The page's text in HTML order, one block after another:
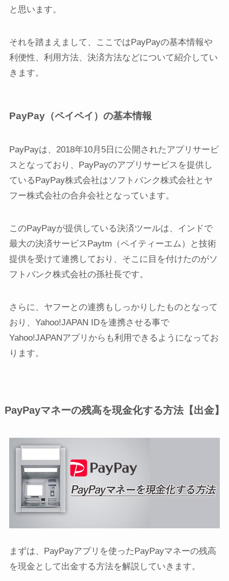
と思います。
それを踏まえまして、ここではPayPayの基本情報や
利便性、利用方法、決済方法などについて紹介してい
きます。
PayPay（ペイペイ）の基本情報
PayPayは、 2018年10月5日に公開されたアプリサービ
ス となっており、PayPayのアプリサービスを提供し
ているPayPay株式会社はソフトバンク株式会社とヤ
フー株式会社の合弁会社 となっています。
このPayPayが提供している決済ツールは、インドで
最大の決済サービス Paytm（ペイティーエム）
と技術
提供を受けて連携しており、そこに目を付けたのがソ
フトバンク株式会社の孫社長です。
さらに、ヤフーとの連携もしっかりしたものとなって
おり、Yahoo!JAPAN IDを連携させる事で
Yahoo!JAPANアプリからも利用できるようになってお
ります。
PayPayマネーの残高を現金化する方法【出金】
まずは、PayPayアプリを使ったPayPayマネーの残高
を現金として出金する方法を解説していきます。